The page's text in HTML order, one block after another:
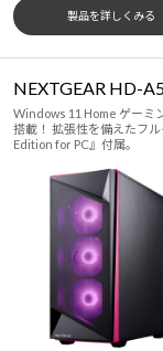
製品を詳しくみる
NEXTGEAR HD-
Windows 11 Home ゲーミ
搭載！ 拡張性を備えたフ
Edition for PC』付属。